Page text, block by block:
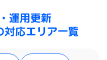
運用更新
対応エリア一覧